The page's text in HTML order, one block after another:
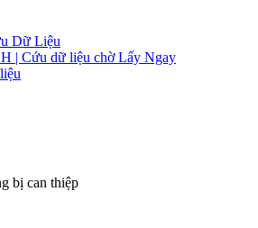
Dữ Liệu
| Cứu dữ liệu chờ Lấy Ngay
bị can thiệp